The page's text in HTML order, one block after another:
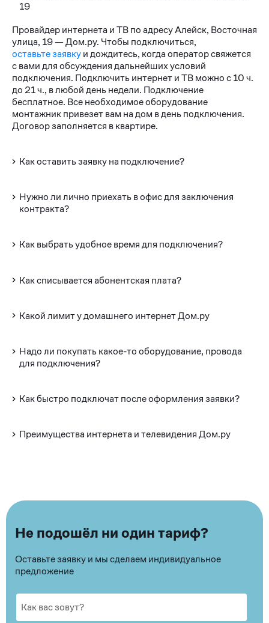
19
Провайдер интернета и ТВ по адресу Алейск, Восточная
улица, 19 — Дом.ру. Чтобы подключиться,
оставьте заявкуи дождитесь, когда оператор свяжется
с вами для обсуждения дальнейших условий
подключения. Подключить интернет и ТВ можно с 10 ч.
до 21 ч., в любой день недели. Подключение
бесплатное. Все необходимое оборудование
монтажник привезет вам на дом в день подключения.
Договор заполняется в квартире.
Как оставить заявку на подключение?
Нужно ли лично приехать в офис для заключения
контракта?
Как выбрать удобное время для подключения?
Как списывается абонентская плата?
Какой лимит у домашнего интернет Дом.ру
Надо ли покупать какое-то оборудование, провода
для подключения?
Как быстро подключат после оформления заявки?
Преимущества интернета и телевидения Дом.ру
Не подошёл ни один тариф?
Оставьте заявку и мы сделаем индивидуальное
предложение